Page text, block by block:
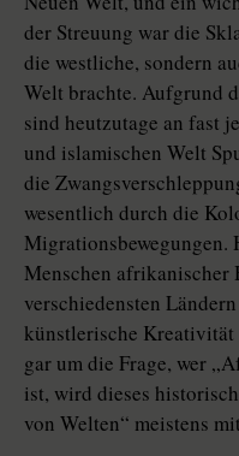
der Streuung war die
die westliche, sondern
Welt brachte. Aufgrund
sind heutzutage an fast
und islamischen Welt
die
wesentlich durch die
Menschen
verschiedensten
künstlerische
gar um die Frage, wer
ist, wird dieses
von Welten“ meistens